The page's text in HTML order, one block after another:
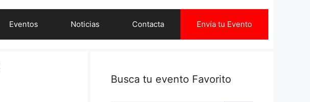
Eventos Noticias Contacta Envía tu Evento
Busca tu evento Favorito